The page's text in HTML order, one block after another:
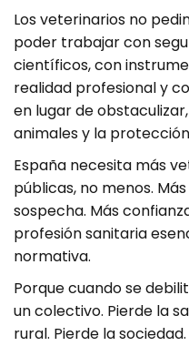
Los veterinarios no
poder trabajar con
científicos, con
realidad profesional y
en lugar de
animales y la
España necesita más
públicas, no menos.
sospecha. Más
profesión sanitaria
normativa.
Porque cuando se
un colectivo. Pierde la
rural. Pierde la